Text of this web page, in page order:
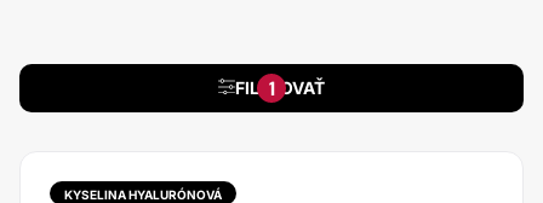
FILTROVAŤ
1
KYSELINA HYALURÓNOVÁ